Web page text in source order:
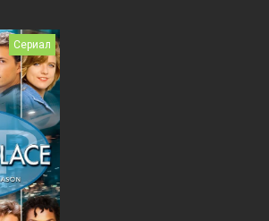
Сериал